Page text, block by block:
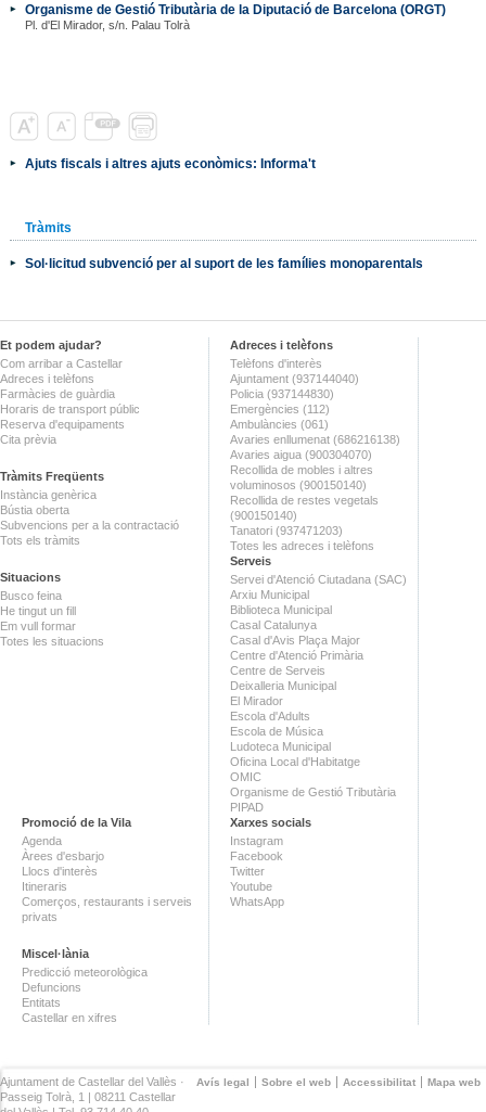
Organisme de Gestió Tributària de la Diputació de Barcelona (ORGT)
Pl. d'El Mirador, s/n. Palau Tolrà
Ajuts fiscals i altres ajuts econòmics: Informa't
Tràmits
Sol·licitud subvenció per al suport de les famílies monoparentals
Et podem ajudar?
Com arribar a Castellar
Adreces i telèfons
Farmàcies de guàrdia
Horaris de transport públic
Reserva d'equipaments
Cita prèvia
Tràmits Freqüents
Instància genèrica
Bústia oberta
Subvencions per a la contractació
Tots els tràmits
Situacions
Busco feina
He tingut un fill
Em vull formar
Totes les situacions
Adreces i telèfons
Telèfons d'interès
Ajuntament (937144040)
Policia (937144830)
Emergències (112)
Ambulàncies (061)
Avaries enllumenat (686216138)
Avaries aigua (900304070)
Recollida de mobles i altres
voluminosos (900150140)
Recollida de restes vegetals
(900150140)
Tanatori (937471203)
Totes les adreces i telèfons
Serveis
Servei d'Atenció Ciutadana (SAC)
Arxiu Municipal
Biblioteca Municipal
Casal Catalunya
Casal d'Avis Plaça Major
Centre d'Atenció Primària
Centre de Serveis
Deixalleria Municipal
El Mirador
Escola d'Adults
Escola de Música
Ludoteca Municipal
Oficina Local d'Habitatge
OMIC
Organisme de Gestió Tributària
PIPAD
Promoció de la Vila
Agenda
Àrees d'esbarjo
Llocs d'interès
Itineraris
Comerços, restaurants i serveis
privats
Miscel·lània
Predicció meteorològica
Defuncions
Entitats
Castellar en xifres
Xarxes socials
Instagram
Facebook
Twitter
Youtube
WhatsApp
Avís legal Sobre el web Accessibilitat Mapa web
Ajuntament de Castellar del Vallès ·
Passeig Tolrà, 1 | 08211 Castellar